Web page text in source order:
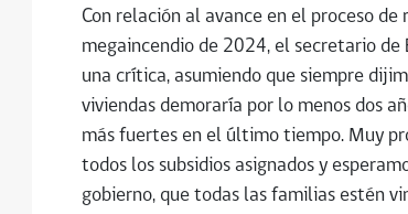
Con relación al avance en el proceso
megaincendio de 2024, el secretario de
una crítica, asumiendo que siempre
viviendas demoraría por lo menos dos
más fuertes en el último tiempo. Muy
todos los subsidios asignados y
gobierno, que todas las familias estén